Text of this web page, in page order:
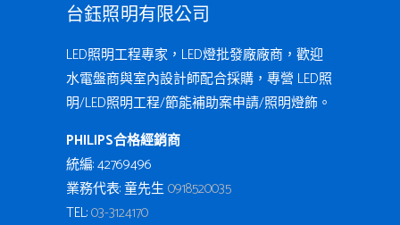
台鈺照明有限公司
LED照明工程專家，LED燈批發廠廠商，歡迎
水電盤商與室內設計師配合採購，專營 LED照
明/LED照明工程/節能補助案申請/照明燈飾。
PHILIPS合格經銷商
統編: 42769496
業務代表: 童先生0918520035
TEL:03-3124170